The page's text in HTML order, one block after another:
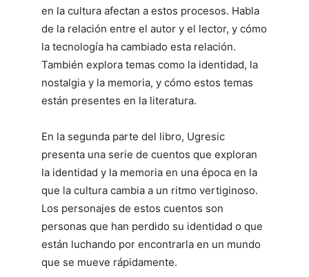
en la cultura afectan a estos procesos. Habla
de la relación entre el autor y el lector, y cómo
la tecnología ha cambiado esta relación.
También explora temas como la identidad, la
nostalgia y la memoria, y cómo estos temas
están presentes en la literatura.
En la segunda parte del libro, Ugresic
presenta una serie de cuentos que exploran
la identidad y la memoria en una época en la
que la cultura cambia a un ritmo vertiginoso.
Los personajes de estos cuentos son
personas que han perdido su identidad o que
están luchando por encontrarla en un mundo
que se mueve rápidamente.